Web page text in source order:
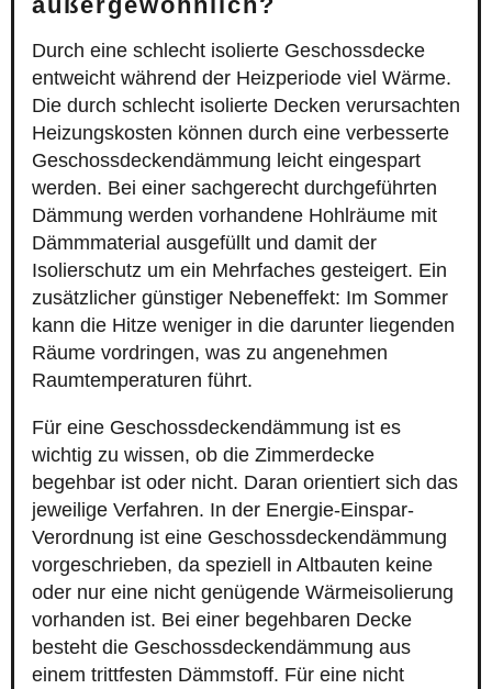
Durch eine schlecht isolierte Geschossdecke
entweicht während der Heizperiode viel Wärme.
Die durch schlecht isolierte Decken verursachten
Heizungskosten können durch eine verbesserte
Geschossdeckendämmung leicht eingespart
werden. Bei einer sachgerecht durchgeführten
Dämmung werden vorhandene Hohlräume mit
Dämmmaterial ausgefüllt und damit der
Isolierschutz um ein Mehrfaches gesteigert. Ein
zusätzlicher günstiger Nebeneffekt: Im Sommer
kann die Hitze weniger in die darunter liegenden
Räume vordringen, was zu angenehmen
Raumtemperaturen führt.
Für eine Geschossdeckendämmung ist es
wichtig zu wissen, ob die Zimmerdecke
begehbar ist oder nicht. Daran orientiert sich das
jeweilige Verfahren. In der Energie-Einspar-
Verordnung ist eine Geschossdeckendämmung
vorgeschrieben, da speziell in Altbauten keine
oder nur eine nicht genügende Wärmeisolierung
vorhanden ist. Bei einer begehbaren Decke
besteht die Geschossdeckendämmung aus
einem trittfesten Dämmstoff. Für eine nicht